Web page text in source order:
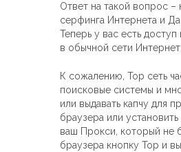
Ответ на такой вопрос –
серфинга Интернета и
Теперь у вас есть
в обычной сети Интернет.
К сожалению, Тор сеть
поисковые системы и
или выдавать капчу для
браузера или
ваш Прокси, который не
браузера кнопку Тор и